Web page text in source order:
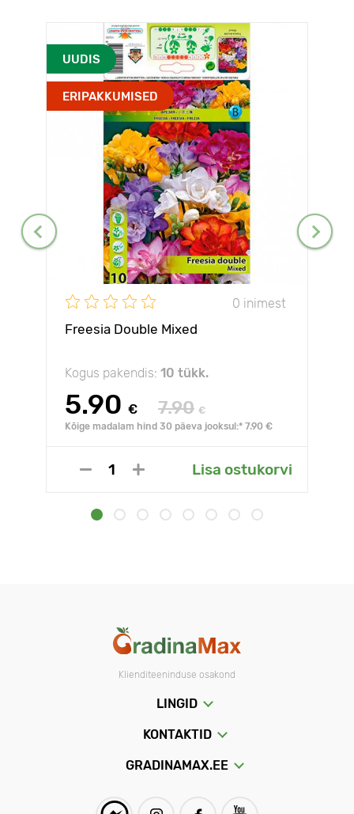
UUDIS
ERIPAKKUMISED
0 inimest
Freesia Double Mixed
Kogus pakendis: 10 tükk.
5.90 € 7.90 €
Kõige madalam hind 30 päeva jooksul:* 7.90 €
Lisa ostukorvi
Klienditeeninduse osakond
LINGID
KONTAKTID
GRADINAMAX.EE